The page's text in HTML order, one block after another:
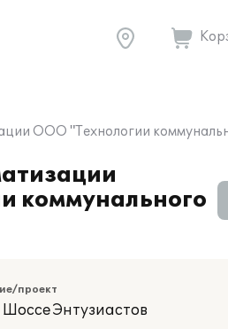
ООО "Технологии
коммунального
проект
Энтузиастов